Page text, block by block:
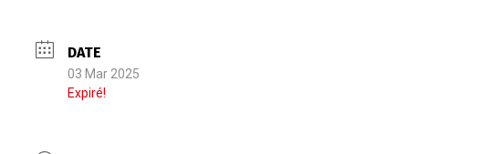
DATE
03 Mar 2025
Expiré!